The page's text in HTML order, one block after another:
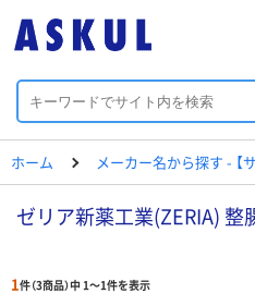
ホーム メーカー名から探す - 【サ
ゼリア新薬工業(ZERIA) 整
1件（3商品）中 1～1件を表示